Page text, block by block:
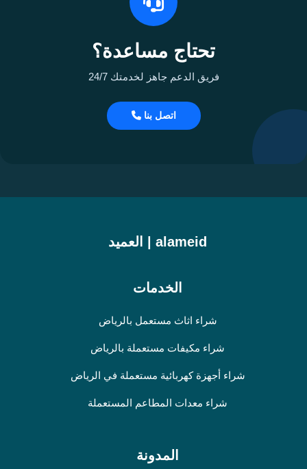
تحتاج مساعدة؟
فريق الدعم جاهز لخدمتك 24/7
اتصل بنا
alameid | العميد
الخدمات
شراء اثاث مستعمل بالرياض
شراء مكيفات مستعملة بالرياض
شراء أجهزة كهربائية مستعملة في الرياض
شراء معدات المطاعم المستعملة
المدونة